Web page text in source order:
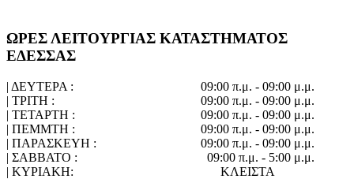
ΩΡΕΣ ΛΕΙΤΟΥΡΓΙΑΣ ΚΑΤΑΣΤΗΜΑΤΟΣ
ΕΔΕΣΣΑΣ
| ΔΕΥΤΕΡΑ :
09:00 π.μ. - 09:00 μ.μ.
| ΤΡΙΤΗ :
09:00 π.μ. - 09:00 μ.μ.
| ΤΕΤΑΡΤΗ :
09:00 π.μ. - 09:00 μ.μ.
| ΠΕΜΜΤΗ :
09:00 π.μ. - 09:00 μ.μ.
| ΠΑΡΑΣΚΕΥΗ :
09:00 π.μ. - 09:00 μ.μ.
| ΣΑΒΒΑΤΟ :
09:00 π.μ. - 5:00 μ.μ.
| ΚΥΡΙΑΚΗ:
ΚΛΕΙΣΤΑ